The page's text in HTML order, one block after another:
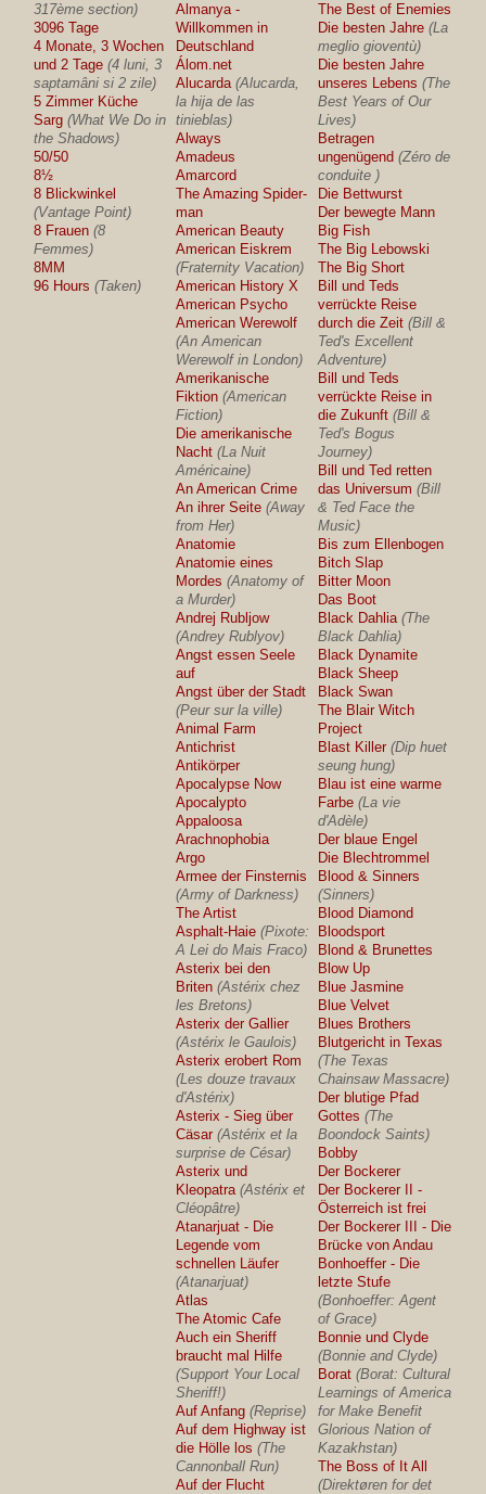
317ème section)
3096 Tage
4 Monate, 3 Wochen
und 2 Tage (4 luni, 3
saptamâni si 2 zile)
5 Zimmer Küche
Sarg (What We Do in
the Shadows)
50/50
8½
8 Blickwinkel
(Vantage Point)
8 Frauen (8
Femmes)
8MM
96 Hours (Taken)
Almanya -
Willkommen in
Deutschland
Álom.net
Alucarda (Alucarda,
la hija de las
tinieblas)
Always
Amadeus
Amarcord
The Amazing Spider-
man
American Beauty
American Eiskrem
(Fraternity Vacation)
American History X
American Psycho
American Werewolf
(An American
Werewolf in London)
Amerikanische
Fiktion (American
Fiction)
Die amerikanische
Nacht (La Nuit
Américaine)
An American Crime
An ihrer Seite (Away
from Her)
Anatomie
Anatomie eines
Mordes (Anatomy of
a Murder)
Andrej Rubljow
(Andrey Rublyov)
Angst essen Seele
auf
Angst über der Stadt
(Peur sur la ville)
Animal Farm
Antichrist
Antikörper
Apocalypse Now
Apocalypto
Appaloosa
Arachnophobia
Argo
Armee der Finsternis
(Army of Darkness)
The Artist
Asphalt-Haie (Pixote:
A Lei do Mais Fraco)
Asterix bei den
Briten (Astérix chez
les Bretons)
Asterix der Gallier
(Astérix le Gaulois)
Asterix erobert Rom
(Les douze travaux
d'Astérix)
Asterix - Sieg über
Cäsar (Astérix et la
surprise de César)
Asterix und
Kleopatra (Astérix et
Cléopâtre)
Atanarjuat - Die
Legende vom
schnellen Läufer
(Atanarjuat)
Atlas
The Atomic Cafe
Auch ein Sheriff
braucht mal Hilfe
(Support Your Local
Sheriff!)
Auf Anfang (Reprise)
Auf dem Highway ist
die Hölle los (The
Cannonball Run)
Auf der Flucht
The Best of Enemies
Die besten Jahre (La
meglio gioventù)
Die besten Jahre
unseres Lebens (The
Best Years of Our
Lives)
Betragen
ungenügend (Zéro de
conduite )
Die Bettwurst
Der bewegte Mann
Big Fish
The Big Lebowski
The Big Short
Bill und Teds
verrückte Reise
durch die Zeit (Bill &
Ted's Excellent
Adventure)
Bill und Teds
verrückte Reise in
die Zukunft (Bill &
Ted's Bogus
Journey)
Bill und Ted retten
das Universum (Bill
& Ted Face the
Music)
Bis zum Ellenbogen
Bitch Slap
Bitter Moon
Das Boot
Black Dahlia (The
Black Dahlia)
Black Dynamite
Black Sheep
Black Swan
The Blair Witch
Project
Blast Killer (Dip huet
seung hung)
Blau ist eine warme
Farbe (La vie
d'Adèle)
Der blaue Engel
Die Blechtrommel
Blood & Sinners
(Sinners)
Blood Diamond
Bloodsport
Blond & Brunettes
Blow Up
Blue Jasmine
Blue Velvet
Blues Brothers
Blutgericht in Texas
(The Texas
Chainsaw Massacre)
Der blutige Pfad
Gottes (The
Boondock Saints)
Bobby
Der Bockerer
Der Bockerer II -
Österreich ist frei
Der Bockerer III - Die
Brücke von Andau
Bonhoeffer - Die
letzte Stufe
(Bonhoeffer: Agent
of Grace)
Bonnie und Clyde
(Bonnie and Clyde)
Borat (Borat: Cultural
Learnings of America
for Make Benefit
Glorious Nation of
Kazakhstan)
The Boss of It All
(Direktøren for det